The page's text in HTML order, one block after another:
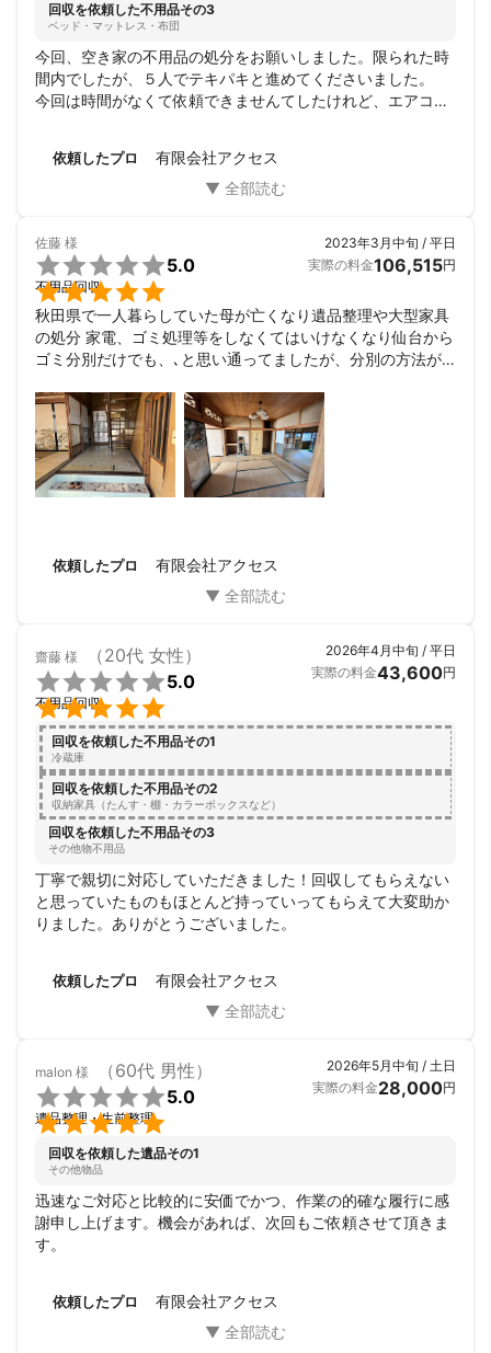
回収を依頼した不用品その3
ベッド・マットレス・布団
今回、空き家の不用品の処分をお願いしました。限られた時
間内でしたが、５人でテキパキと進めてくださいました。
今回は時間がなくて依頼できませんてしたけれど、エアコン
依頼したプロ 有限会社アクセス
佐藤 様


5.0
不用品回収
2023年3月中旬 / 平日
実際の料金106,515円
秋田県で一人暮らしていた母が亡くなり遺品整理や大型家具
の処分 家電、ゴミ処理等をしなくてはいけなくなり仙台から
ゴミ分別だけでも、､と思い通ってましたが、分別の方法が
たので懐中電灯で作業しておりました。アクセスさんと連絡
を取らせて頂だいて現地でお会いし様々な相談にも明るく答
えて下さり気持ちが暖かくなりました。暗中模索し、大量の
ゴミと、どれだけかかるかわからない出費を目の前にすると
心まで冷えてしまいます。アクセスさんが来る前にいらした
願いする事に決め作業を依頼しました。始める時もメールを
下さりとても安心しました。終了後の室内の写真は本当に感
動する位綺麗にしてくださいました。本当にありがとうござ
がとうございました。
依頼したプロ 有限会社アクセス
齋藤 様 （20代 女性）


5.0
不用品回収
2026年4月中旬 / 平日
実際の料金43,600円
回収を依頼した不用品その1
冷蔵庫
回収を依頼した不用品その2
収納家具（たんす・棚・カラーボックスなど）
回収を依頼した不用品その3
その他物不用品
丁寧で親切に対応していただきました！回収してもらえない
と思っていたものもほとんど持っていってもらえて大変助か
りました。ありがとうございました。
依頼したプロ 有限会社アクセス
malon 様 （60代 男性）


5.0
遺品整理・生前整理
2026年5月中旬 / 土日
実際の料金28,000円
回収を依頼した遺品その1
その他物品
迅速なご対応と比較的に安価でかつ、作業の的確な履行に感
謝申し上げます。機会があれば、次回もご依頼させて頂きま
す。
依頼したプロ 有限会社アクセス